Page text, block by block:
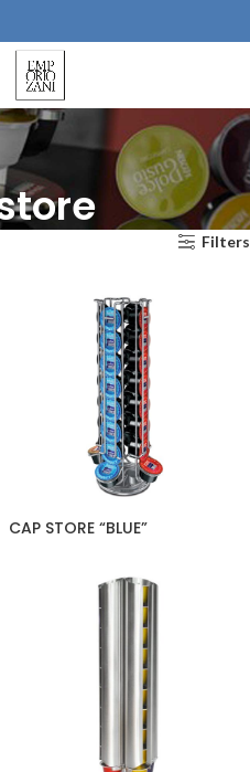
Filters
CAP STORE “BLUE”